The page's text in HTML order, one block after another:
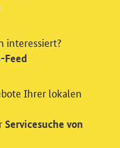
Ihre Einwilligung für
Webseite: Wir
interessiert?
Feed
Ihrer lokalen
Servicesuche von